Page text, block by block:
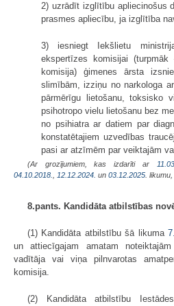
2) uzrādīt izglītību apliecinošus
prasmes apliecību, ja izglītība
3) iesniegt Iekšlietu
ekspertīzes komisijai
komisija) ģimenes ārsta
slimībām, izziņu no narkologa
pārmērīgu lietošanu, toksisko
psihotropo vielu lietošanu bez
no psihiatra ar datiem par
konstatētajiem uzvedības
pasi ar atzīmēm par veiktajām
(Ar grozījumiem, kas izdarīti ar
04.10.2018.
12.12.2024. un 03.12.2025 .
8.pants. Kandidāta atbilstības
(1) Kandidāta atbilstību šā likuma
un attiecīgajam amatam
vadītāja vai viņa pilnvarotas
komisija.
(2) Kandidāta atbilstību